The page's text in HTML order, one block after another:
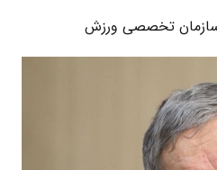
سازمان تخصصی ورزش